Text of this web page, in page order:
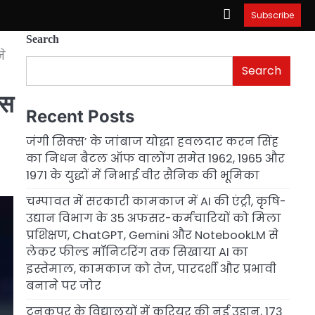
Subscribe
Search
Search
Recent Posts
जंगी सिक्स’ के जांबाज योद्धा हवलदार करन सिंह
का निधन बैटल ऑफ वालोंग समेत 1962, 1965 और
1971 के युद्धों में निभाई वीर सैनिक की भूमिका
चम्पावत में सरकारी कामकाज में AI की एंट्री, कृषि-
उद्यान विभाग के 35 अफसर-कर्मचारियों को मिला
प्रशिक्षण, ChatGPT, Gemini और NotebookLM से
लेकर फील्ड मॉनिटरिंग तक सिखाया AI का
इस्तेमाल, कामकाज को तेज, पारदर्शी और प्रभावी
बनाने पर जोर
टनकपुर के विद्यालयों में करियर की नई उड़ान, 173